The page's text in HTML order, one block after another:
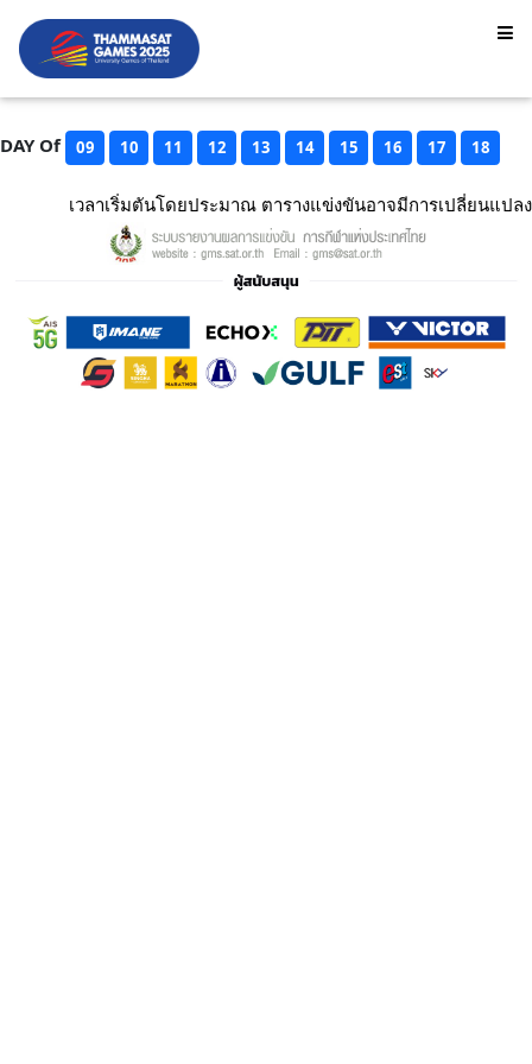
DAY Of 09 10 11 12 13 14 15 16 17 18
เวลาเริ่มตันโดยประมาณ ตารางแข่งขันอาจมีการเปลี่ยนแปลง